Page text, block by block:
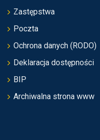
Zastępstwa
Poczta
Ochrona danych (RODO)
Deklaracja dostępności
BIP
Archiwalna strona www